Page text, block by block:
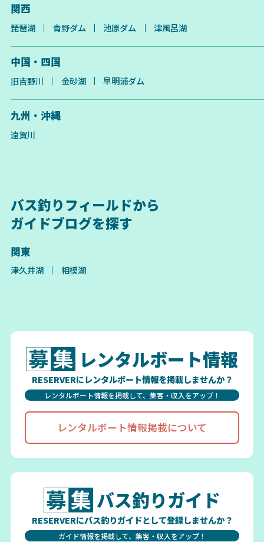
関西
琵琶湖 青野ダム 池原ダム 津風呂湖
中国・四国
旧吉野川 金砂湖 早明浦ダム
九州・沖縄
遠賀川
バス釣りフィールドから
ガイドブログを探す
関東
津久井湖 相模湖
レンタルボート情報
RESERVERにレンタルボート情報を掲載しませんか？
レンタルボート情報を掲載して、集客・収入をアップ！
レンタルボート情報掲載について
バス釣りガイド
RESERVERにバス釣りガイドとして登録しませんか？
ガイド情報を掲載して、集客・収入をアップ！